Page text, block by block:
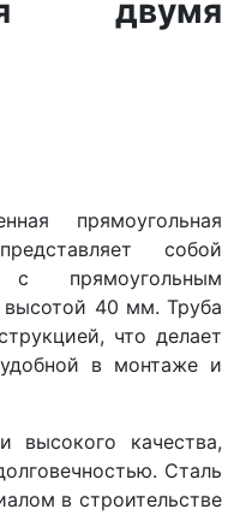
двумя
прямоугольная
собой
с прямоугольным
40 мм. Труба
что делает
в монтаже и
высокого качества,
Сталь
в строительстве